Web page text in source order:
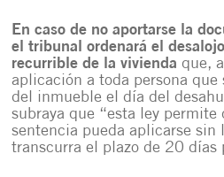
En caso de no aportarse la
el tribunal ordenará el
recurrible de la vivienda que,
aplicación a toda persona que
del inmueble el día del
subraya que “esta ley
sentencia pueda aplicarse sin
transcurra el plazo de 20 días